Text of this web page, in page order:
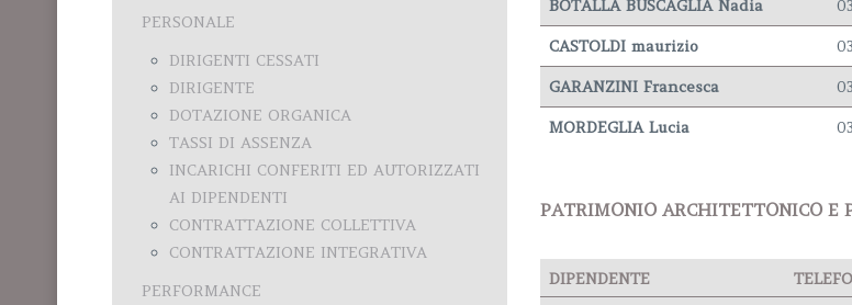
PERSONALE
DIRIGENTI CESSATI
DIRIGENTE
DOTAZIONE ORGANICA
TASSI DI ASSENZA
INCARICHI CONFERITI ED AUTORIZZATI
AI DIPENDENTI
CONTRATTAZIONE COLLETTIVA
CONTRATTAZIONE INTEGRATIVA
PERFORMANCE
BOTALLA BUSCAGLIA Nadia
CASTOLDI maurizio
GARANZINI Francesca
MORDEGLIA Lucia
PATRIMONIO ARCHITETTONICO E
DIPENDENTE